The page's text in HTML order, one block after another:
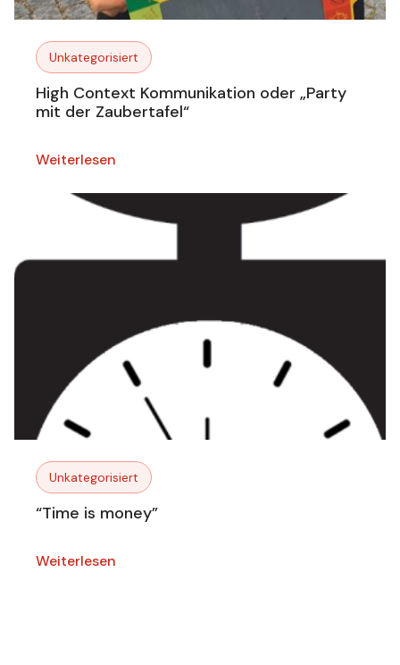
Unkategorisiert
High Context Kommunikation oder „Party
mit der Zaubertafel“
Weiterlesen
Unkategorisiert
“Time is money”
Weiterlesen